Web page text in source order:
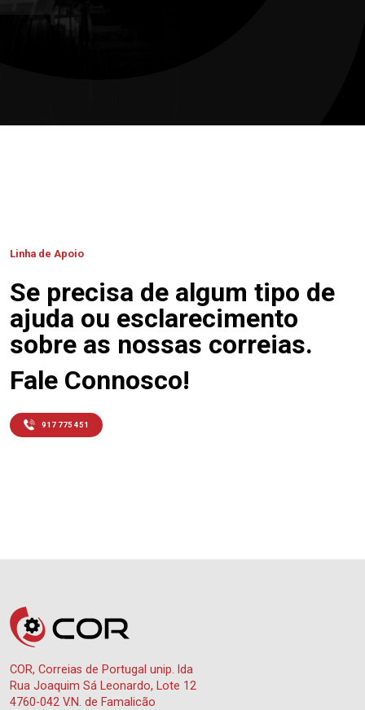
Linha de Apoio
Se precisa de algum tipo de
ajuda ou esclarecimento
sobre as nossas correias.
Fale Connosco!
917 775 451
COR, Correias de Portugal unip. lda
Rua Joaquim Sá Leonardo, Lote 12
4760-042 V.N. de Famalicão